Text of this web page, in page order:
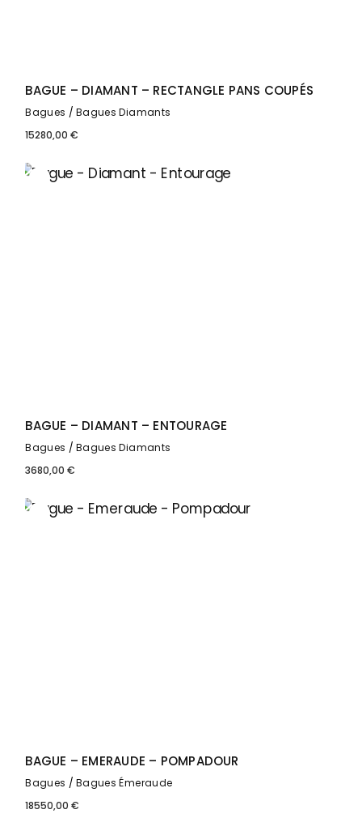
BAGUE – DIAMANT – RECTANGLE PANS COUPÉS
Bagues
Bagues Diamants
15280,00€
BAGUE – DIAMANT – ENTOURAGE
Bagues
Bagues Diamants
3680,00€
BAGUE – EMERAUDE – POMPADOUR
Bagues
Bagues Émeraude
18550,00€